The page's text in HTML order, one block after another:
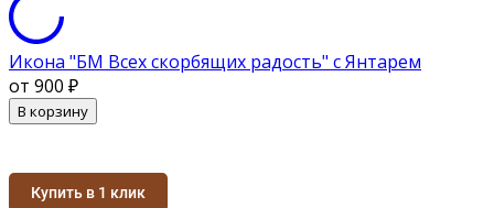
Икона "БМ Всех скорбящих радость" с Янтарем
от 900 ₽
В корзину
Купить в 1 клик